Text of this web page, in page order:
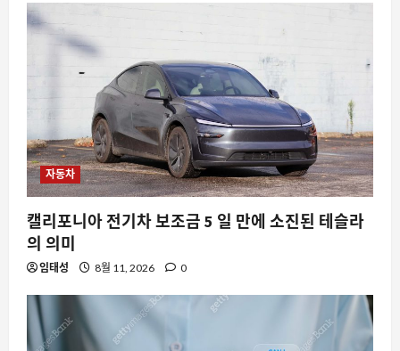
5
요즘뜨는소식
5만 척의 배 이름에서 읽는 현대인의 숨
겨진 욕망과 유머
8월 11, 2026 0
자동차
캘리포니아 전기차 보조금 5 일 만에 소진된 테슬라
의 의미
임태성 8월 11, 2026 0